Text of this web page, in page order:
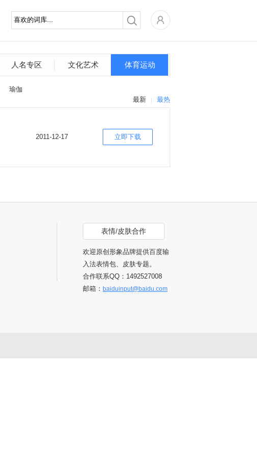
人名专区 文化艺术 体育运动
瑜伽
最热
最新
2011-12-17 立即下载
表情/皮肤合作
欢迎原创形象品牌提供百度输
入法表情包、皮肤专题。
合作联系QQ：1492527008
邮箱： baiduinput@baidu.com